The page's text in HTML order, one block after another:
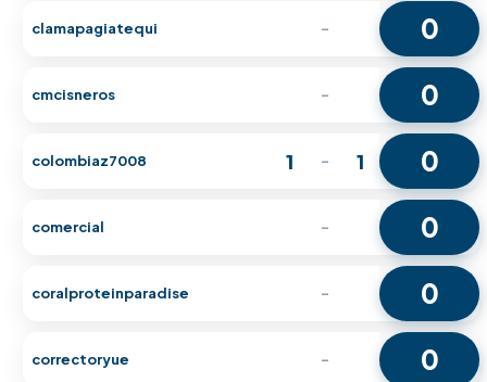
clamapagiatequi - 0
cmcisneros - 0
colombiaz7008 1 - 1 0
comercial - 0
coralproteinparadise - 0
correctoryue - 0